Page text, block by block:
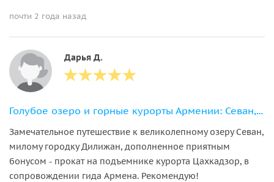
почти 2 года назад
Дарья Д.
Голубое озеро и горные курорты Армении: Севан, Дилижан и Цахкадзор
Замечательное путешествие к великолепному озеру Севан,
милому городку Дилижан, дополненное приятным
бонусом - прокат на подъемнике курорта Цахкадзор, в
сопровождении гида Армена. Рекомендую!